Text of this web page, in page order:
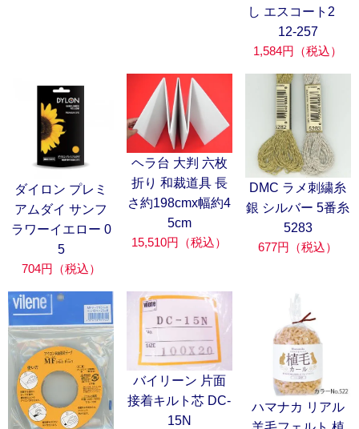
し エスコート2
12-257
1,584円（税込）
ダイロン プレミ
アムダイ サンフ
ラワーイエロー 0
5
704円（税込）
ヘラ台 大判 六枚
折り 和裁道具 長
さ約198cmx幅約4
5cm
15,510円（税込）
DMC ラメ刺繍糸
銀 シルバー 5番糸
5283
677円（税込）
バイリーン 片面
接着キルト芯 DC-
15N
ハマナカ リアル